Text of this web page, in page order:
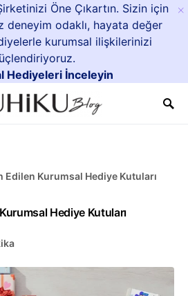
×
Öne Çıkartın. Sizin için
deneyim odaklı, hayata değer
kurumsal ilişkilerinizi
Hediyeleri İnceleyin
Edilen Kurumsal Hediye Kutuları
Hediye Kutuları